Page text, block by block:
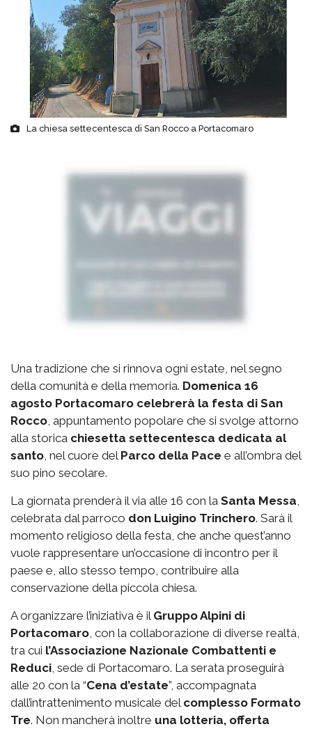
La chiesa settecentesca di San Rocco a Portacomaro
Una tradizione che si rinnova ogni estate, nel segno
della comunità e della memoria. Domenica 16
agosto Portacomaro celebrerà la festa di San
Rocco , appuntamento popolare che si svolge attorno
alla storica chiesetta settecentesca dedicata al
santo , nel cuore del Parco della Pace e all’ombra del
suo pino secolare.
La giornata prenderà il via alle 16 con la Santa Messa
celebrata dal parroco don Luigino Trinchero. Sarà il
momento religioso della festa, che anche quest’anno
vuole rappresentare un’occasione di incontro per il
paese e, allo stesso tempo, contribuire alla
conservazione della piccola chiesa.
A organizzare l’iniziativa è il Gruppo Alpini di
Portacomaro , con la collaborazione di diverse realtà,
tra cui l’Associazione Nazionale Combattenti e
Reduci , sede di Portacomaro. La serata proseguirà
alle 20 con la “Cena d’estate”, accompagnata
dall’intrattenimento musicale del complesso Formato
Tre. Non mancherà inoltre una lotteria, offerta